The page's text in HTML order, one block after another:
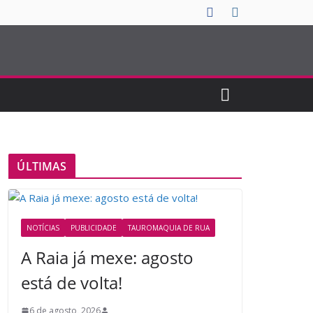
ÚLTIMAS
NOTÍCIAS PUBLICIDADE TAUROMAQUIA DE RUA
A Raia já mexe: agosto
está de volta!
6 de agosto, 2026